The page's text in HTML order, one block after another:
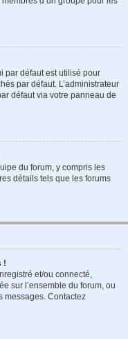
par défaut est utilisé pour
par défaut. L’administrateur
défaut via votre panneau de
du forum, y compris les
détails tels que les forums
!
et/ou connecté,
sur l’ensemble du forum, ou
messages. Contactez